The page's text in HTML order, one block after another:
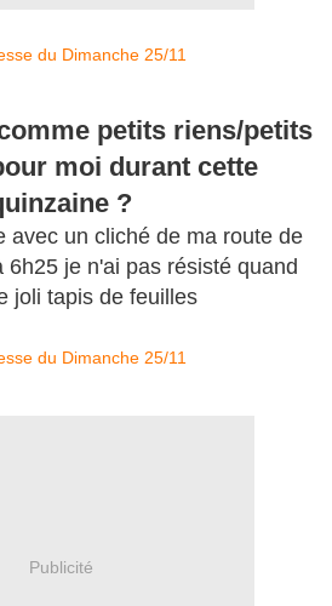
petits riens/petits
moi durant cette
?
avec un cliché de ma route de
6h25 je n'ai pas résisté quand
joli tapis de feuilles
Publicité